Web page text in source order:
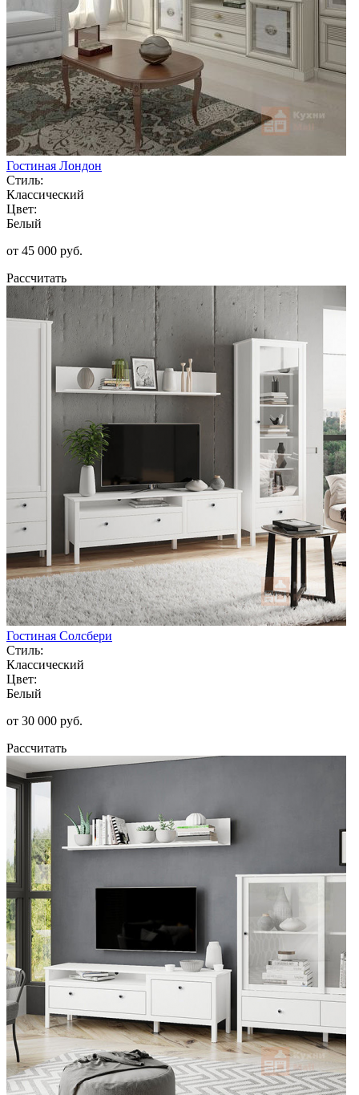
Гостиная Лондон
Стиль:
Классический
Цвет:
Белый
от 45 000 руб.
Рассчитать
Гостиная Солсбери
Стиль:
Классический
Цвет:
Белый
от 30 000 руб.
Рассчитать